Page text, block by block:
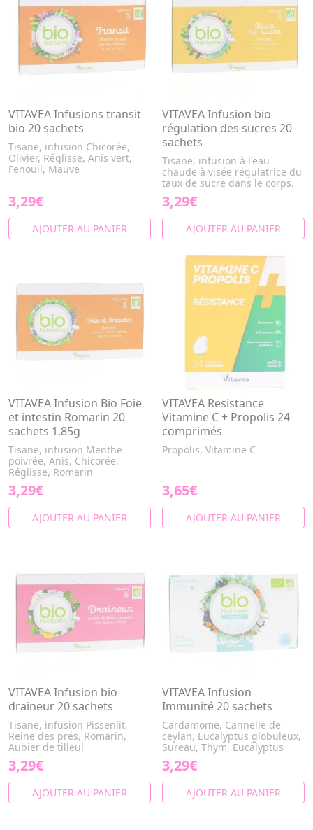
VITAVEA Infusions transit
bio 20 sachets
Tisane, infusion Chicorée,
Olivier, Réglisse, Anis vert,
Fenouil, Mauve
3,29€
AJOUTER AU PANIER
VITAVEA Infusion bio
régulation des sucres 20
sachets
Tisane, infusion à l'eau
chaude à visée régulatrice du
taux de sucre dans le corps.
3,29€
AJOUTER AU PANIER
VITAVEA Infusion Bio Foie
et intestin Romarin 20
sachets 1.85g
Tisane, infusion Menthe
poivrée, Anis, Chicorée,
Réglisse, Romarin
3,29€
AJOUTER AU PANIER
VITAVEA Resistance
Vitamine C + Propolis 24
comprimés
Propolis, Vitamine C
3,65€
AJOUTER AU PANIER
VITAVEA Infusion bio
draineur 20 sachets
Tisane, infusion Pissenlit,
Reine des prés, Romarin,
Aubier de tilleul
3,29€
AJOUTER AU PANIER
VITAVEA Infusion
Immunité 20 sachets
Cardamome, Cannelle de
ceylan, Eucalyptus globuleux,
Sureau, Thym, Eucalyptus
3,29€
AJOUTER AU PANIER